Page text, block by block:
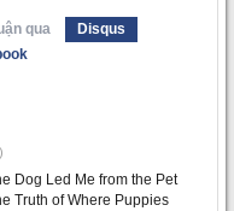
qua
Disqus
Dog Led Me from the Pet
Truth of Where Puppies